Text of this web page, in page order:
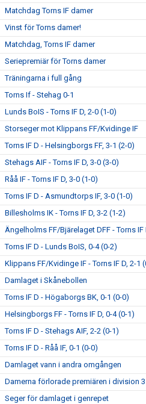
Matchdag Torns IF damer
Vinst för Torns damer!
Matchdag, Torns IF damer
Seriepremiär för Torns damer
Träningarna i full gång
Torns If - Stehag 0-1
Lunds BoIS - Torns IF D, 2-0 (1-0)
Storseger mot Klippans FF/Kvidinge IF
Torns IF D - Helsingborgs FF, 3-1 (2-0)
Stehags AIF - Torns IF D, 3-0 (3-0)
Råå IF - Torns IF D, 3-0 (1-0)
Torns IF D - Asmundtorps IF, 3-0 (1-0)
Billesholms IK - Torns IF D, 3-2 (1-2)
Ängelholms FF/Bjärelaget DFF - Torns IF
Torns IF D - Lunds BoIS, 0-4 (0-2)
Klippans FF/Kvidinge IF - Torns IF D, 2-1
Damlaget i Skånebollen
Torns IF D - Högaborgs BK, 0-1 (0-0)
Helsingborgs FF - Torns IF D, 0-4 (0-1)
Torns IF D - Stehags AIF, 2-2 (0-1)
Torns IF D - Råå IF, 0-1 (0-0)
Damlaget vann i andra omgången
Damerna förlorade premiären i division 3
Seger för damlaget i genrepet